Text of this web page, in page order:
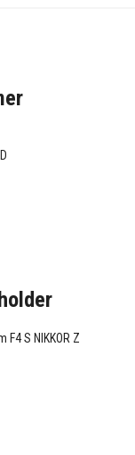
F4 S NIKKOR Z